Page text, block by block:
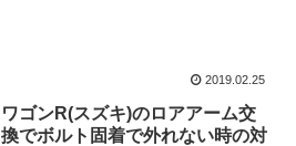
2019.02.25
ワゴンR(スズキ)のロアアーム交
換でボルト固着で外れない時の対